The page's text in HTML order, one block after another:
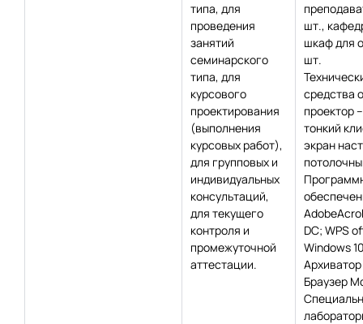
типа, для
проведения
занятий
семинарского
типа, для
курсового
проектирования
(выполнения
курсовых работ),
для групповых и
индивидуальных
консультаций,
для текущего
контроля и
промежуточной
аттестации.
шт.,
шкаф для
шт.
средства
проектор
тонкий
экран
DC; WPS
Windows
Браузер